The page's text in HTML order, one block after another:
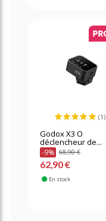
(1)
Godox X3 O
déclencheur de...
-9% 68,90 €
62,90 €
En stock